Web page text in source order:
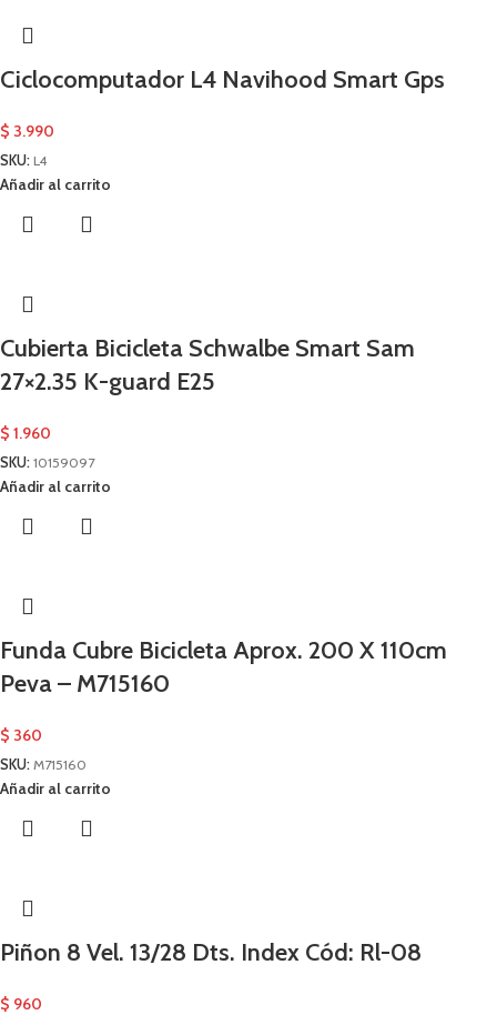
Ciclocomputador L4 Navihood Smart Gps
$ 3.990
SKU: L4
Añadir al carrito
Cubierta Bicicleta Schwalbe Smart Sam
27×2.35 K-guard E25
$ 1.960
SKU: 10159097
Añadir al carrito
Funda Cubre Bicicleta Aprox. 200 X 110cm
Peva – M715160
$ 360
SKU: M715160
Añadir al carrito
Piñon 8 Vel. 13/28 Dts. Index Cód: Rl-08
$ 960